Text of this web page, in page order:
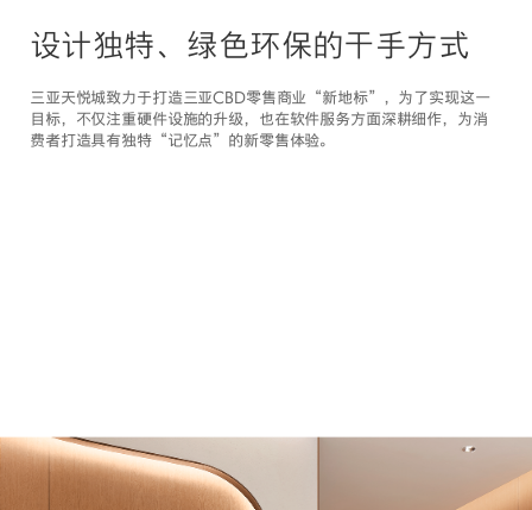
设计独特、绿色环保的干手方式
三亚天悦城致力于打造三亚CBD零售商业“新地标”，为了实现这一
目标，不仅注重硬件设施的升级，也在软件服务方面深耕细作，为消
费者打造具有独特“记忆点”的新零售体验。